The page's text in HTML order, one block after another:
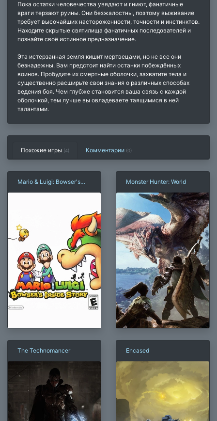
Пока остатки человечества увядают и гниют, фанатичные
враги терзают руины. Они безжалостны, поэтому выживание
требует высочайших настороженности, точности и инстинктов.
Находите скрытые святилища фанатичных последователей и
познайте своё истинное предназначение.
Эта истерзанная земля кишит мертвецами, но не все они
безнадежны. Вам предстоит найти останки побеждённых
воинов. Пробудите их смертные оболочки, захватите тела и
существенно расширьте свои знания о различных способах
ведения боя. Чем глубже становится ваша связь с каждой
оболочкой, тем лучше вы овладеваете таящимися в ней
талантами.
Похожие игры (4) Комментарии (0)
Mario & Luigi: Bowser's
Monster Hunter: World
The Technomancer Encased